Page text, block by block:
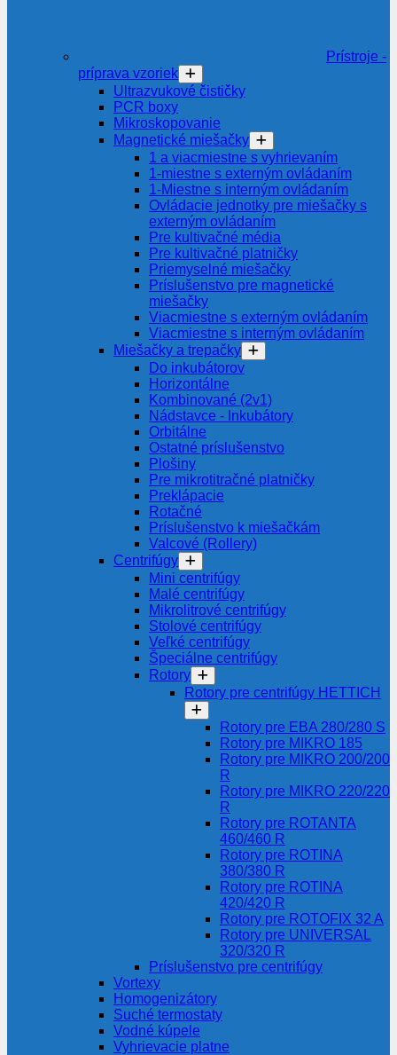
Prístroje -
príprava vzoriek
Ultrazvukové čističky
PCR boxy
Mikroskopovanie
Magnetické miešačky
1 a viacmiestne s vyhrievaním
1-miestne s externým ovládaním
1-Miestne s interným ovládaním
Ovládacie jednotky pre miešačky s
externým ovládaním
Pre kultivačné média
Pre kultivačné platničky
Priemyselné miešačky
Príslušenstvo pre magnetické
miešačky
Viacmiestne s externým ovládaním
Viacmiestne s interným ovládaním
Miešačky a trepačky
Do inkubátorov
Horizontálne
Kombinované (2v1)
Nádstavce - Inkubátory
Orbitálne
Ostatné príslušenstvo
Plošiny
Pre mikrotitračné platničky
Preklápacie
Rotačné
Príslušenstvo k miešačkám
Valcové (Rollery)
Centrifúgy
Mini centrifúgy
Malé centrifúgy
Mikrolitrové centrifúgy
Stolové centrifúgy
Veľké centrifúgy
Špeciálne centrifúgy
Rotory
Rotory pre centrifúgy HETTICH
Rotory pre EBA 280/280 S
Rotory pre MIKRO 185
Rotory pre MIKRO 200/200
R
Rotory pre MIKRO 220/220
R
Rotory pre ROTANTA
460/460 R
Rotory pre ROTINA
380/380 R
Rotory pre ROTINA
420/420 R
Rotory pre ROTOFIX 32 A
Rotory pre UNIVERSAL
320/320 R
Príslušenstvo pre centrifúgy
Vortexy
Homogenizátory
Suché termostaty
Vodné kúpele
Vyhrievacie platne